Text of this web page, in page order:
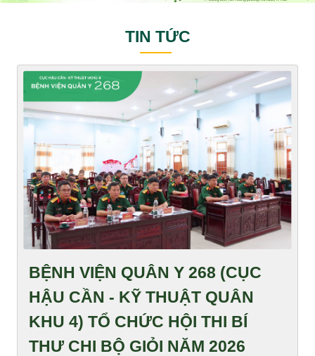
TIN TỨC
BỆNH VIỆN QUÂN Y 268 (CỤC
HẬU CẦN - KỸ THUẬT QUÂN
KHU 4) TỔ CHỨC HỘI THI BÍ
THƯ CHI BỘ GIỎI NĂM 2026